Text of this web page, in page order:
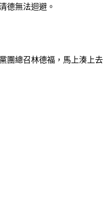
德無法迴避。
團總召林德福，馬上湊上去